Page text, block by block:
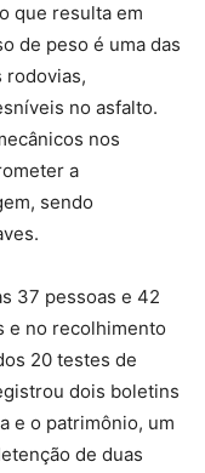
que resulta em
de peso é uma das
rodovias,
no asfalto.
nos
a
sendo
37 pessoas e 42
e no recolhimento
20 testes de
dois boletins
e o patrimônio, um
de duas